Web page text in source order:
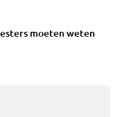
moeten weten